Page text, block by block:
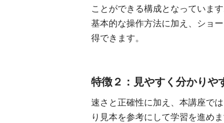
ことができる構成となっています
基本的な操作方法に加え、ショ
得できます。
特徴２：見やすく分かりや
速さと正確性に加え、本講座で
り見本を参考にして学習を進めま